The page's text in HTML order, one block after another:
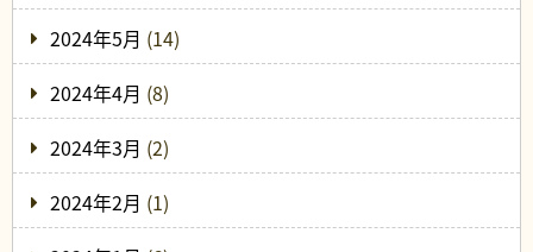
2024年5月 (14)
2024年4月 (8)
2024年3月 (2)
2024年2月 (1)